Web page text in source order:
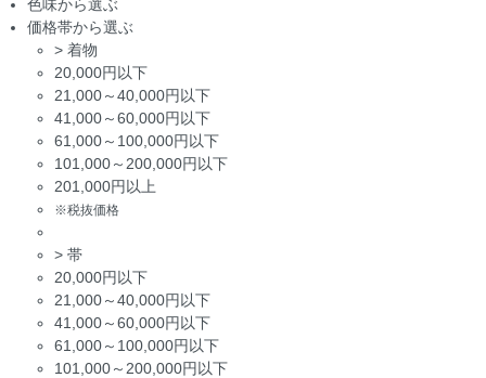
色味から選ぶ
価格帯から選ぶ
> 着物
20,000円以下
21,000～40,000円以下
41,000～60,000円以下
61,000～100,000円以下
101,000～200,000円以下
201,000円以上
※税抜価格
> 帯
20,000円以下
21,000～40,000円以下
41,000～60,000円以下
61,000～100,000円以下
101,000～200,000円以下